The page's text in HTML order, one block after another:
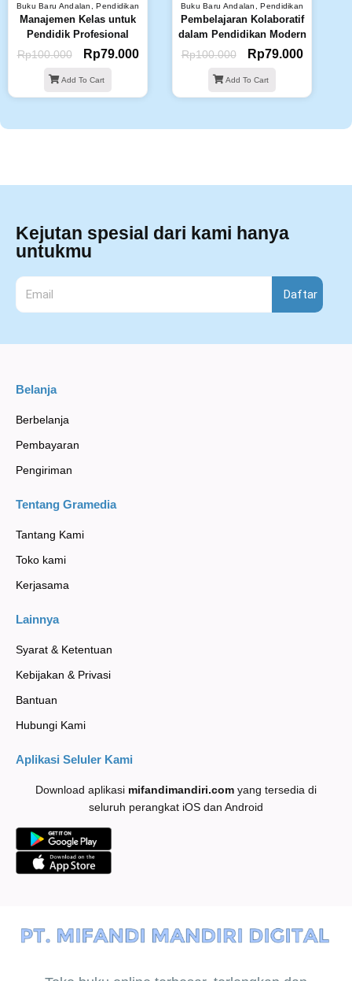
Buku Baru Andalan ,Pendidikan
Manajemen Kelas untuk
Pendidik Profesional
Rp100.000 Rp79.000
Add To Cart
Buku Baru Andalan ,Pendidikan
Pembelajaran Kolaboratif
dalam Pendidikan Modern
Rp100.000 Rp79.000
Add To Cart
Kejutan spesial dari kami hanya
untukmu
Daftar
Belanja
Berbelanja
Pembayaran
Pengiriman
Tentang Gramedia
Tantang Kami
Toko kami
Kerjasama
Lainnya
Syarat & Ketentuan
Kebijakan & Privasi
Bantuan
Hubungi Kami
Aplikasi Seluler Kami
Download aplikasi mifandimandiri.com yang tersedia di
seluruh perangkat iOS dan Android